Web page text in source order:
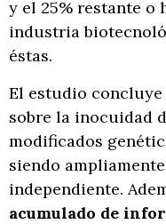
y el 25% restante o
industria
éstas.
El estudio
sobre la inocuidad
modificados
siendo
independiente.
acumulado de